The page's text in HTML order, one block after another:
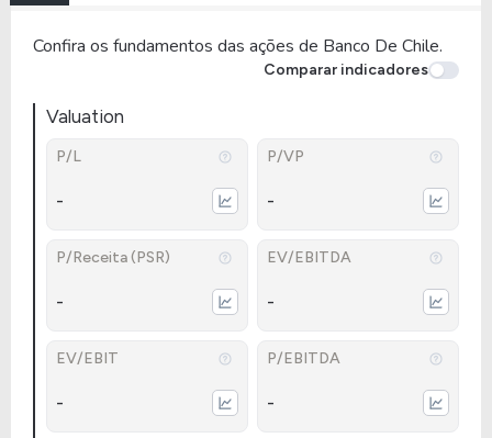
Confira os fundamentos das ações de Banco De Chile.
Comparar indicadores
Valuation
P/L
-
P/VP
-
P/Receita (PSR)
-
EV/EBITDA
-
EV/EBIT
-
P/EBITDA
-